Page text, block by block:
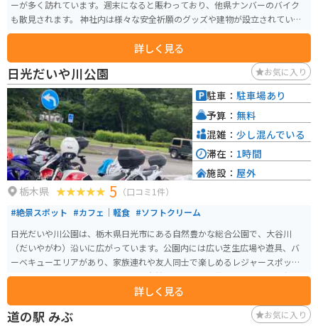
ーが多く訪れています。週末になると賑わっており、他県ナンバーのバイク
も散見されます。 神社内は様々な安全祈願のグッズや建物が設立されていま
す。内部はかなり華やかで、ヘリコプター体験などもあり、神社とは思えな
いほど豪華な神社となってます。安住神社仕様のてる坊があります。 初詣の
時期だけ、駐車場が拡大されています。その時期はとても混んでいます。
詳しく見る
日光だいや川公園 お気に入り
栃木県 5 （口コミ1件）
#絶景スポット #カフェ｜軽食 #ソフトクリーム
日光だいや川公園は、栃木県日光市にある自然豊かな総合公園で、大谷川
（だいやがわ）沿いに広がっています。公園内には広い芝生広場や遊具、バ
ーベキューエリアがあり、家族連れや友人同士で楽しめるレジャースポット
として人気です。また、四季折々の自然を感じられる散策コースや展望台も
あり、晴れた日は日光連山を見渡せます。春には新緑が秋には紅葉を楽しむ
ことができます。 野菜直売所もあり、新鮮な地元の野菜や、お土産などを買
うこともできます。公園はウォーキングコースにもなっているので自然散策
詳しく見る
駐車： 駐車場あり
予算： 無料
混雑： 少し混んでいる
滞在： 1時間
施設： 屋外
道の駅 みぶ お気に入り